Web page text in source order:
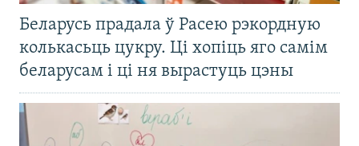
Беларусь прадала ў Расею рэкордную
колькасьць цукру. Ці хопіць яго самім
беларусам і ці ня вырастуць цэны